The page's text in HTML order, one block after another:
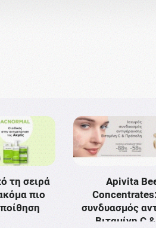
τη σειρά
πιο
Apivita
συνδυασμός
Bιταμίνη C